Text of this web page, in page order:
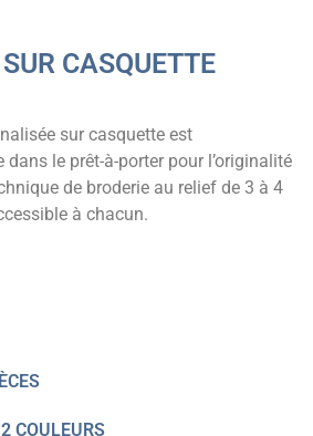
CASQUETTE
sur casquette est
le prêt-à-porter pour l’originalité
de broderie au relief de 3 à 4
à chacun.
COULEURS